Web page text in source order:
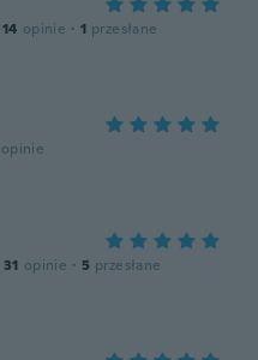
14 opinie · 1 przesłane
opinie
31 opinie · 5 przesłane